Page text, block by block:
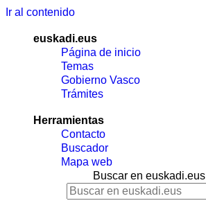
Ir al contenido
euskadi.eus
Página de inicio
Temas
Gobierno Vasco
Trámites
Herramientas
Contacto
Buscador
Mapa web
Buscar en euskadi.eus